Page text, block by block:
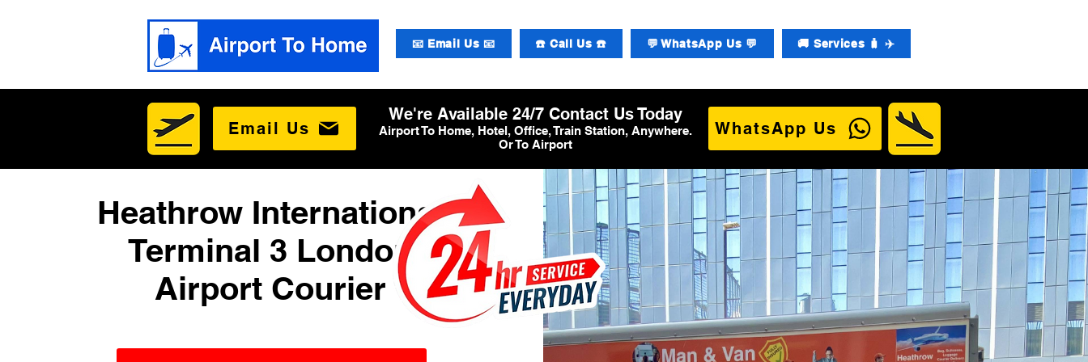
📧 Email Us 📧 ☎️ Call Us ☎️ 💬 WhatsApp Us 💬 🚚 Services 🧳 ✈️
Email Us
We're Available 24/7 Contact Us Today
Airport To Home, Hotel, Office, Train Station, Anywhere.
Or To Airport
WhatsApp Us
Heathrow International
Terminal 3 London
Airport Courier